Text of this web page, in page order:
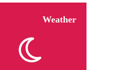
Weather